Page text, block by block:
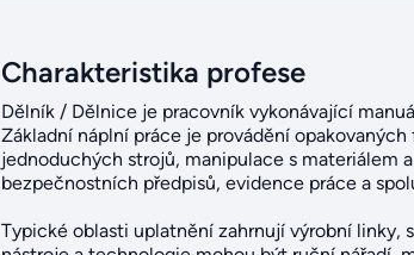
Charakteristika profese
Dělník / Dělnice je pracovník vykonávající
Základní náplní práce je provádění
jednoduchých strojů, manipulace s materiálem
bezpečnostních předpisů, evidence práce a
Typické oblasti uplatnění zahrnují výrobní linky,